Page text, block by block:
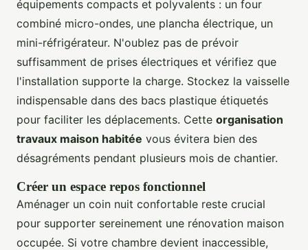
équipements compacts et polyvalents : un four
combiné micro-ondes, une plancha électrique, un
mini-réfrigérateur. N'oublez pas de prévoir
suffisamment de prises électriques et vérifiez que
l'installation supporte la charge. Stockez la vaisselle
indispensable dans des bacs plastique étiquetés
pour faciliter les déplacements. Cette organisation
travaux maison habitée vous évitera bien des
désagréments pendant plusieurs mois de chantier.
Créer un espace repos fonctionnel
Aménager un coin nuit confortable reste crucial
pour supporter sereinement une rénovation maison
occupée. Si votre chambre devient inaccessible,